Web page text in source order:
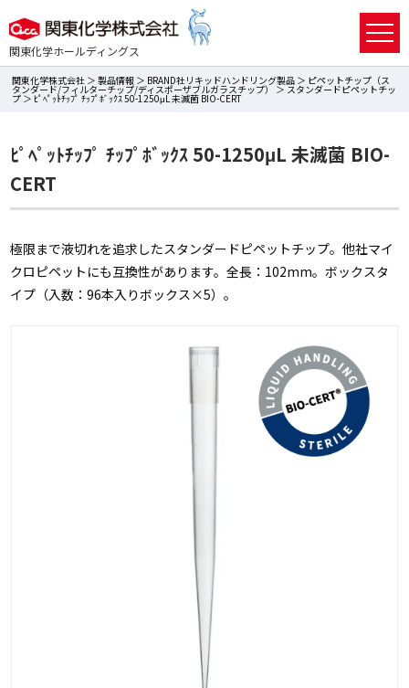
関東化学ホールディングス
関東化学株式会社 ＞製品情報 ＞ BRAND社リキッドハンドリング製品 ＞ ピペットチップ（ス
タンダード/フィルターチップ/ディスポーザブルガラスチップ） ＞スタンダードピペットチッ
プ ＞ ﾋﾟﾍﾟｯﾄﾁｯﾌﾟ ﾁｯﾌﾟﾎﾞｯｸｽ 50-1250μL 未滅菌 BIO-CERT
ﾋﾟﾍﾟｯﾄﾁｯﾌﾟ ﾁｯﾌﾟﾎﾞｯｸｽ 50-1250μL 未滅菌 BIO-
CERT
極限まで液切れを追求したスタンダードピペットチップ。他社マイ
クロピペットにも互換性があります。全長：102mm。ボックスタ
イプ（入数：96本入りボックス×5）。